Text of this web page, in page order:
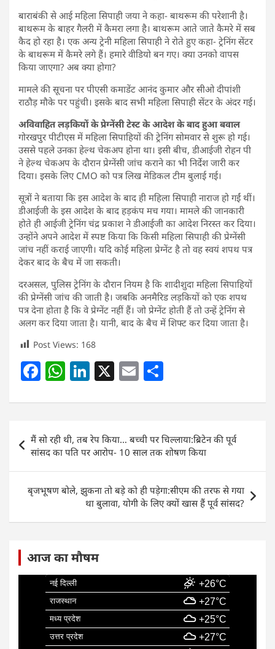
बाराबंकी से आई महिला सिपाही जया ने कहा- बाथरूम की परेशानी है।
बाथरूम के बाहर गैलरी में कैमरा लगा है। बाथरूम आते जाते कैमरे में सब
कैद हो रहा है। एक अन्य ट्रेनी महिला सिपाही ने रोते हुए कहा- ट्रेनिंग सेंटर
के बाथरूम में कैमरे लगे हैं। हमारे वीडियो बन गए। क्या उनको वापस
किया जाएगा? अब क्या होगा?
मामले की सूचना पर पीएसी कमाडेंट आनंद कुमार और सीओ दीपांशी
राठौड़ मौके पर पहुंची। इसके बाद सभी महिला सिपाही सेंटर के अंदर गई।
अविवाहित लड़कियों के प्रेग्नेंसी टेस्ट के आदेश के बाद हुआ बवाल
गोरखपुर पीटीएस में महिला सिपाहियों की ट्रेनिंग सोमवार से शुरू हो गई।
उससे पहले उनका हेल्थ चेकअप होना था। इसी बीच, डीआईजी रोहन पी
ने हेल्थ चेकअप के दौरान प्रेग्नेंसी जांच कराने का भी निर्देश जारी कर
दिया। इसके लिए CMO को पत्र लिख मेडिकल टीम बुलाई गई।
सूत्रों ने बताया कि इस आदेश के बाद ही महिला सिपाही नाराज हो गईं थीं।
डीआईजी के इस आदेश के बाद हड़कंप मच गया। मामले की जानकारी
होते ही आईजी ट्रेनिंग चंद्र प्रकाश ने डीआईजी का आदेश निरस्त कर दिया।
उन्होंने अपने आदेश में स्पष्ट किया कि किसी महिला सिपाही की प्रेग्नेंसी
जांच नहीं कराई जाएगी। यदि कोई महिला प्रेग्नेंट है तो वह स्वयं शपथ पत्र
देकर बाद के बैच में जा सकती।
दरअसल, पुलिस ट्रेनिंग के दौरान नियम है कि शादीशुदा महिला सिपाहियों
की प्रेग्नेंसी जांच की जाती है। जबकि अनमैरिड लड़कियों को एक शपथ
पत्र देना होता है कि वे प्रेग्नेंट नहीं हैं। जो प्रेग्नेंट होती हैं तो उन्हें ट्रेनिंग से
अलग कर दिया जाता है। यानी, बाद के बैच में शिफ्ट कर दिया जाता है।
Post Views: 168
F
c
e
b
o
o
W
at
s
A
p
p
Li
k
e
dI
n
X E
ai
l
ar
e
Post
navigation
मैं सो रही थी, तब रेप किया… बच्ची पर चिल्लाया:ब्रिटेन की पूर्व
सांसद का पति पर आरोप- 10 साल तक शोषण किया​​​​​​​
बृजभूषण बोले, झुकना तो बड़े को ही पड़ेगा:सीएम की तरफ से गया
था बुलावा, योगी के लिए क्यों खास हैं पूर्व सांसद?
आज का मौषम
नई दिल्ली +26°C
राजस्थान +27°C
मध्य प्रदेश +25°C
उत्तर प्रदेश +27°C